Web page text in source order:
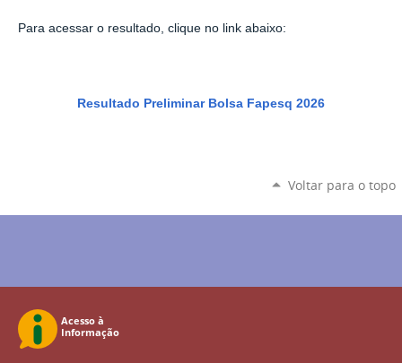
Para acessar o resultado, clique no link abaixo:
Resultado Preliminar Bolsa Fapesq 2026
Voltar para o topo